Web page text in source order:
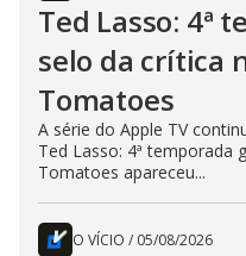
Ted Lasso: 4ª
selo da crítica
Tomatoes
A série do Apple TV
Ted Lasso: 4ª temporada
Tomatoes apareceu...
O VÍCIO / 05/08/2026